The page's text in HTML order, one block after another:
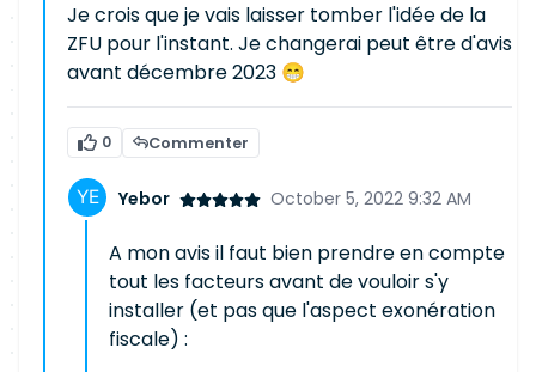
Je crois que je vais laisser tomber l'idée de la
ZFU pour l'instant. Je changerai peut être d'avis
avant décembre 2023 😁
0 Commenter
Yebor October 5, 2022 9:32 AM
A mon avis il faut bien prendre en compte
tout les facteurs avant de vouloir s'y
installer (et pas que l'aspect exonération
fiscale) :